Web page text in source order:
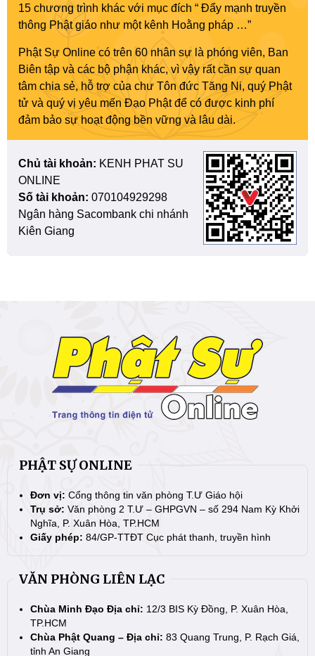
15 chương trình khác với mục đích “ Đẩy mạnh truyền
thông Phật giáo như một kênh Hoằng pháp …”
Phật Sự Online có trên 60 nhân sự là phóng viên, Ban
Biên tập và các bộ phận khác, vì vậy rất cần sự quan
tâm chia sẻ, hỗ trợ của chư Tôn đức Tăng Ni, quý Phật
tử và quý vị yêu mến Đạo Phật để có được kinh phí
đảm bảo sự hoạt động bền vững và lâu dài.
Chủ tài khoản: KENH PHAT SU
ONLINE
Số tài khoản: 070104929298
Ngân hàng Sacombank chi nhánh
Kiên Giang
PHẬT SỰ ONLINE
Đơn vị: Cổng thông tin văn phòng T.Ư Giáo hội
Trụ sở: Văn phòng 2 T.Ư – GHPGVN – số 294 Nam Kỳ Khởi
Nghĩa, P. Xuân Hòa, TP.HCM
Giấy phép: 84/GP-TTĐT Cục phát thanh, truyền hình
VĂN PHÒNG LIÊN LẠC
Chùa Minh Đạo Địa chỉ: 12/3 BIS Kỳ Đồng, P. Xuân Hòa,
TP.HCM
Chùa Phật Quang – Địa chỉ: 83 Quang Trung, P. Rạch Giá,
tỉnh An Giang